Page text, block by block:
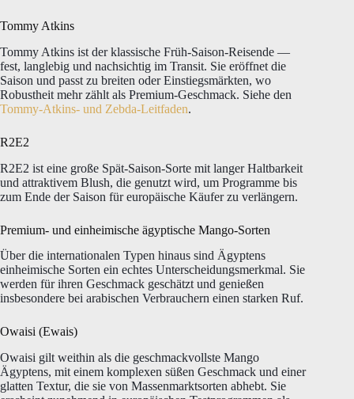
Tommy Atkins
Tommy Atkins ist der klassische Früh-Saison-Reisende —
fest, langlebig und nachsichtig im Transit. Sie eröffnet die
Saison und passt zu breiten oder Einstiegsmärkten, wo
Robustheit mehr zählt als Premium-Geschmack. Siehe den
Tommy-Atkins- und Zebda-Leitfaden.
R2E2
R2E2 ist eine große Spät-Saison-Sorte mit langer Haltbarkeit
und attraktivem Blush, die genutzt wird, um Programme bis
zum Ende der Saison für europäische Käufer zu verlängern.
Premium- und einheimische ägyptische Mango-Sorten
Über die internationalen Typen hinaus sind Ägyptens
einheimische Sorten ein echtes Unterscheidungsmerkmal. Sie
werden für ihren Geschmack geschätzt und genießen
insbesondere bei arabischen Verbrauchern einen starken Ruf.
Owaisi (Ewais)
Owaisi gilt weithin als die geschmackvollste Mango
Ägyptens, mit einem komplexen süßen Geschmack und einer
glatten Textur, die sie von Massenmarktsorten abhebt. Sie